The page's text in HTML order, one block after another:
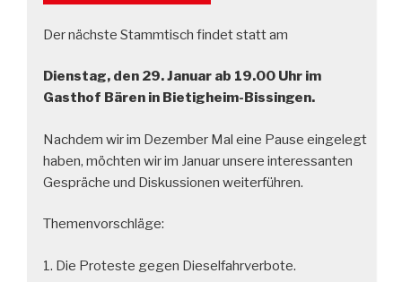
Der nächste Stammtisch findet statt am
Dienstag, den 29. Januar ab 19.00 Uhr im
Gasthof Bären in Bietigheim-Bissingen.
Nachdem wir im Dezember Mal eine Pause eingelegt
haben, möchten wir im Januar unsere interessanten
Gespräche und Diskussionen weiterführen.
Themenvorschläge:
1. Die Proteste gegen Dieselfahrverbote.